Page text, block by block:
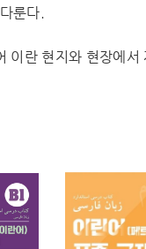
룬다.
이란 현지와 현장에